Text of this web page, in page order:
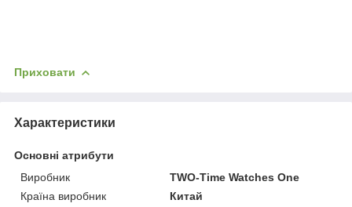
Приховати
Характеристики
Основні атрибути
Виробник
TWO-Time Watches One
Країна виробник
Китай